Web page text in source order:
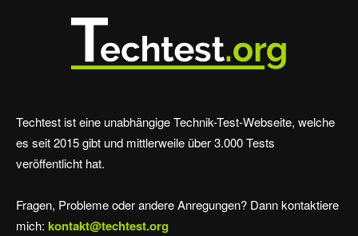
Techtest ist eine unabhängige Technik-Test-Webseite, welche
es seit 2015 gibt und mittlerweile über 3.000 Tests
veröffentlicht hat.
Fragen, Probleme oder andere Anregungen? Dann kontaktiere
mich: kontakt@techtest.org